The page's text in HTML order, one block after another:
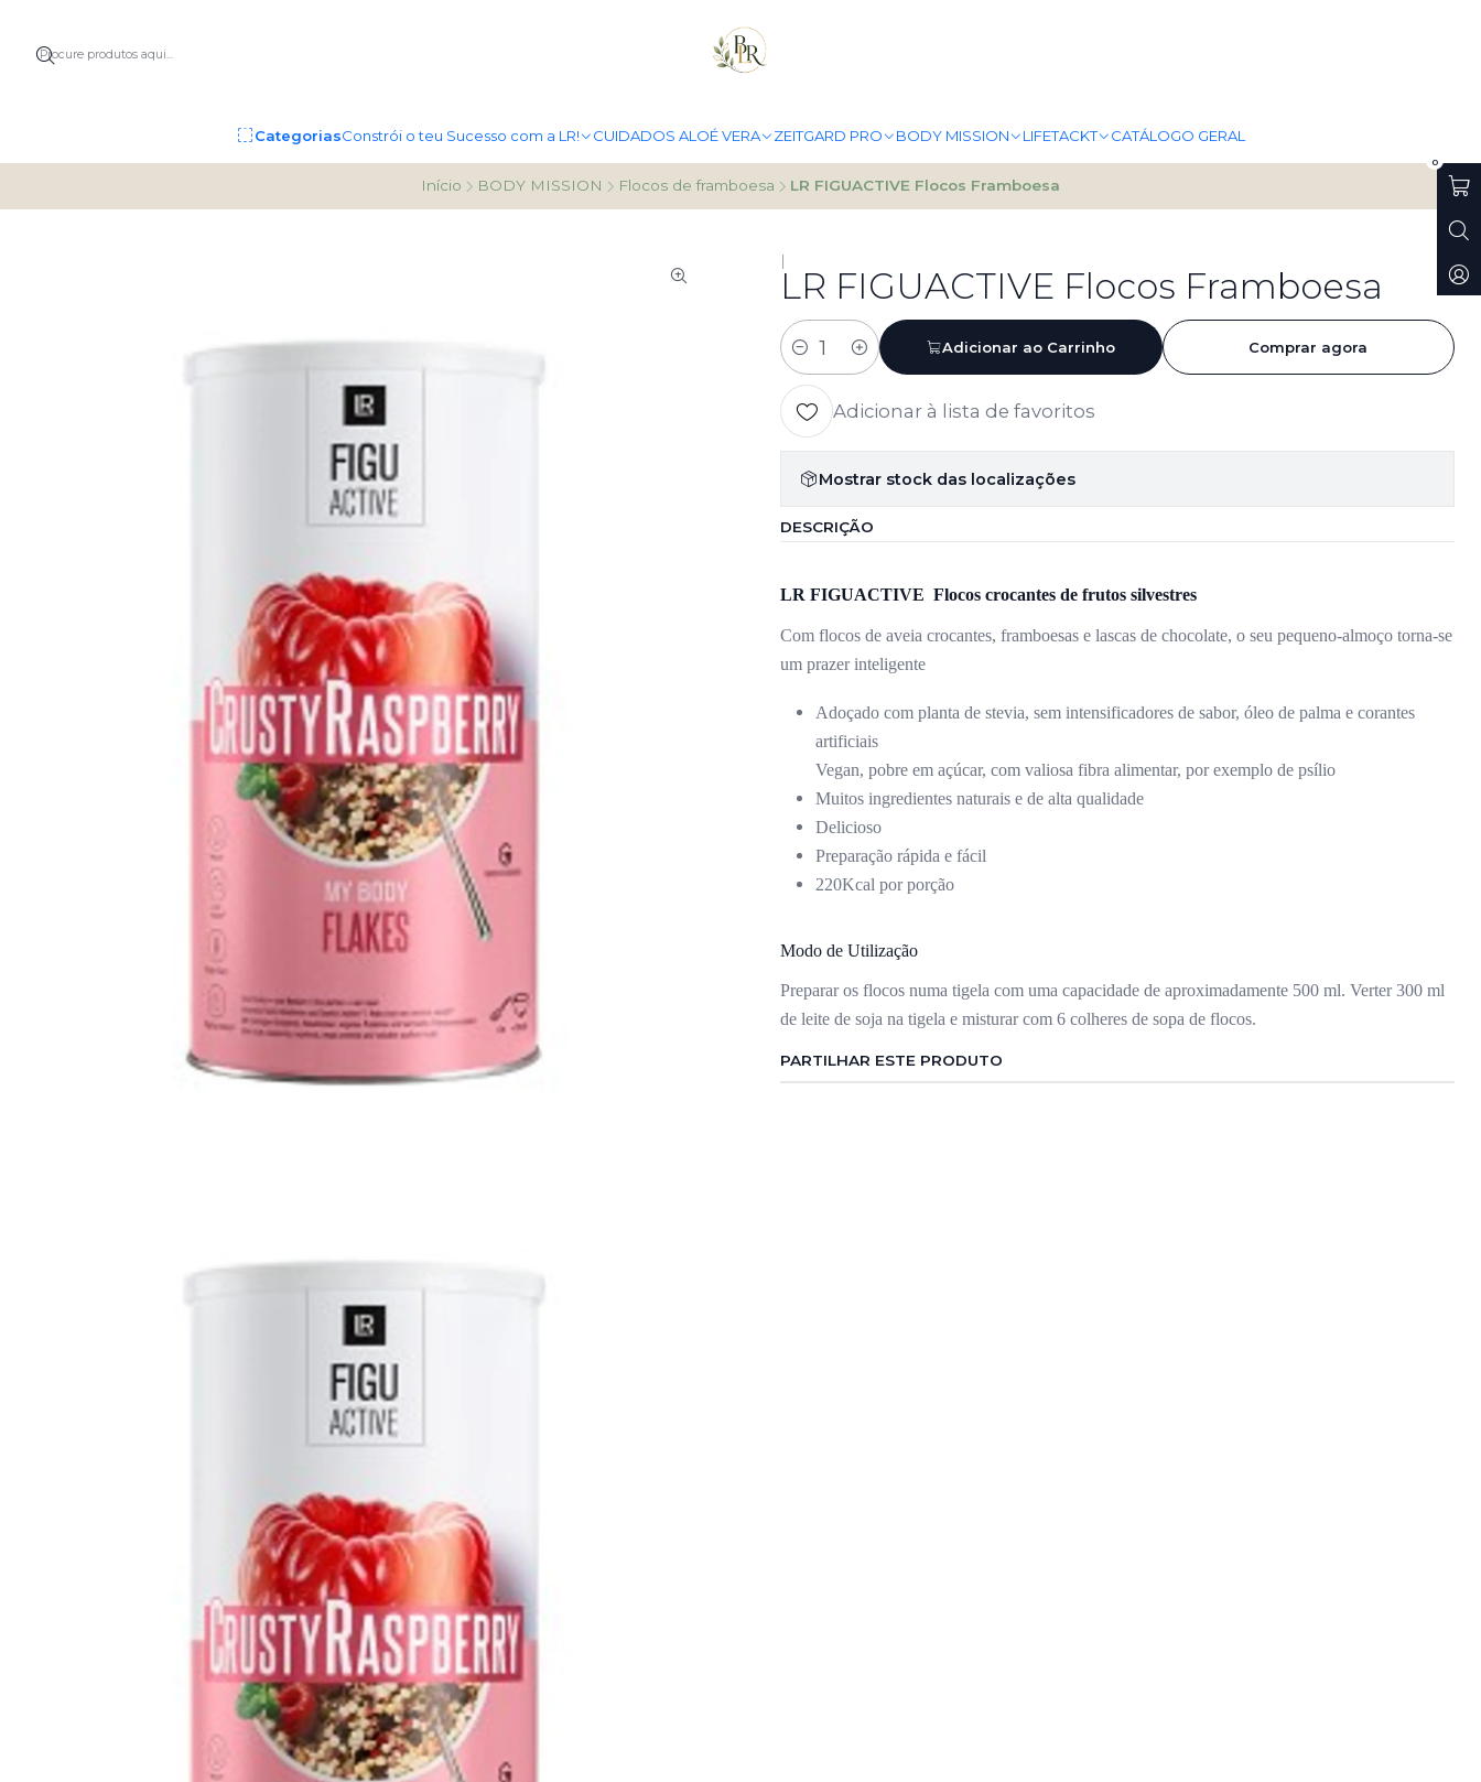
CategoriasConstrói o teu Sucesso com a LR! CUIDADOS ALOÉ VERA ZEITGARD PRO BODY MISSION LIFETACKT CATÁLOGO GERAL
0
PORTES GRÁTIS A PARTIR DE 49.90€
Início BODY MISSION Flocos de framboesa LR FIGUACTIVE Flocos Framboesa
|
LR FIGUACTIVE Flocos Framboesa
Quantidade
Adicionar ao Carrinho Comprar agora
Adicionar à lista de favoritos
Mostrar stock das localizações
DESCRIÇÃO
LR FIGUACTIVE Flocos crocantes de frutos silvestres
Com flocos de aveia crocantes, framboesas e lascas de chocolate, o seu pequeno-almoço torna-se
um prazer inteligente
Adoçado com planta de stevia, sem intensificadores de sabor, óleo de palma e corantes
artificiais
Vegan, pobre em açúcar, com valiosa fibra alimentar, por exemplo de psílio
Muitos ingredientes naturais e de alta qualidade
Delicioso
Preparação rápida e fácil
220Kcal por porção
Modo de Utilização
Preparar os flocos numa tigela com uma capacidade de aproximadamente 500 ml. Verter 300 ml
de leite de soja na tigela e misturar com 6 colheres de sopa de flocos.
PARTILHAR ESTE PRODUTO